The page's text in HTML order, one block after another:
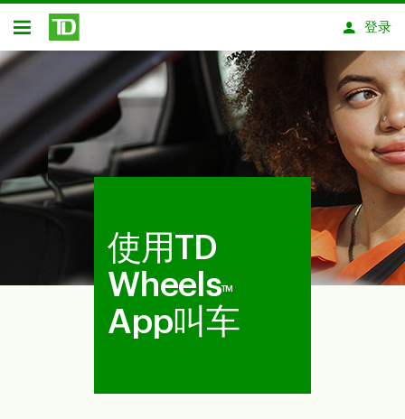
跳转到主要内容
开放式房屋贷款
登录
使用TD
WheelsTM
App叫车